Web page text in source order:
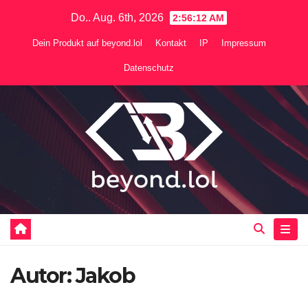
Do.. Aug. 6th, 2026 2:56:13 AM
Dein Produkt auf beyond.lol Kontakt IP Impressum
Datenschutz
Autor:Jakob